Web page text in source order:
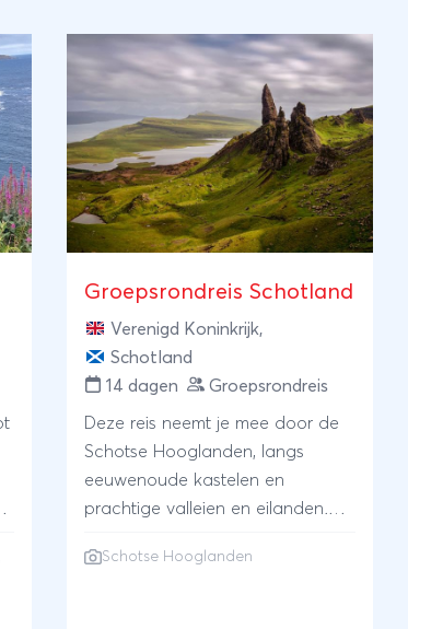
Groepsrondreis Schotland
Verenigd Koninkrijk,
Schotland
14 dagen
Groepsrondreis
Deze reis neemt je mee door de
Schotse Hooglanden, langs
eeuwenoude kastelen en
prachtige valleien en eilanden.
geschiedenis van Schotland
Schotse Hooglanden